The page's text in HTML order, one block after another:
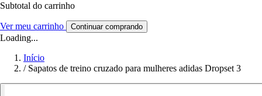
Subtotal do carrinho
Ver meu carrinho Continuar comprando
Loading...
Início
/ Sapatos de treino cruzado para mulheres adidas Dropset 3